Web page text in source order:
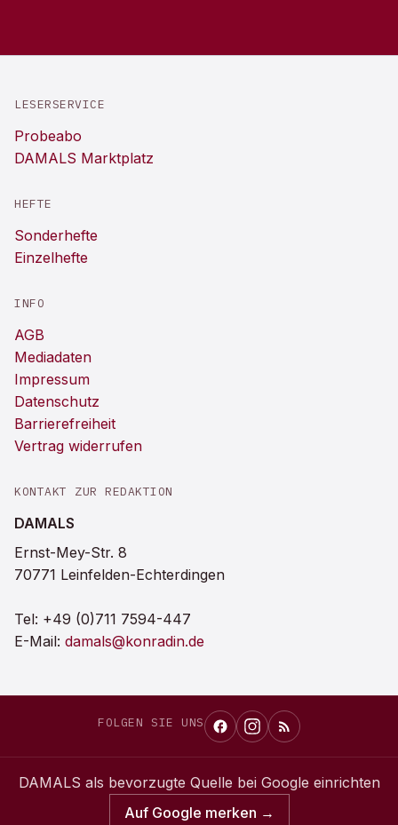
LESERSERVICE
Probeabo
DAMALS Marktplatz
HEFTE
Sonderhefte
Einzelhefte
INFO
AGB
Mediadaten
Impressum
Datenschutz
Barrierefreiheit
Vertrag widerrufen
KONTAKT ZUR REDAKTION
DAMALS
Ernst-Mey-Str. 8
70771 Leinfelden-Echterdingen
Tel: +49 (0)711 7594-447
E-Mail: damals@konradin.de
FOLGEN SIE UNS
DAMALS als bevorzugte Quelle bei Google einrichten
Auf Google merken →